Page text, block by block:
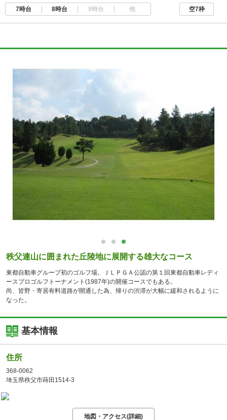
7時台 8時台 9時台 他 空7枠
秩父連山に囲まれた丘陵地に展開する雄大なコース
東都自動車グループ初のゴルフ場。ＪＬＰＧＡ公認の第１回東都自動車レディ
ースプロゴルフトーナメント(1987年)の開催コースでもある。
尚、皆野・寄居有料道路が開通した為、帰りの渋滞が大幅に緩和されるように
なった。
基本情報
住所
368-0062
埼玉県秩父市蒔田1514-3
地図・アクセス(詳細)